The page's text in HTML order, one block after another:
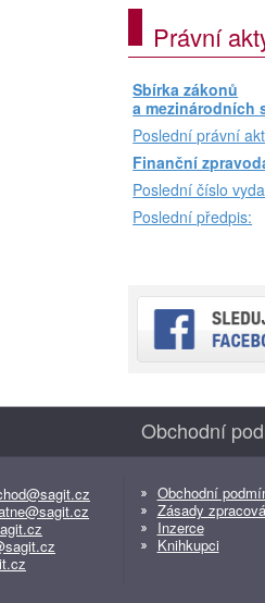
Právní
Sbírka zákonů
a mezinárodních
Poslední právní
Finanční
Poslední číslo
Poslední předpis:
Obchodní
Obchodní
Zásady
Inzerce
Knihkupci